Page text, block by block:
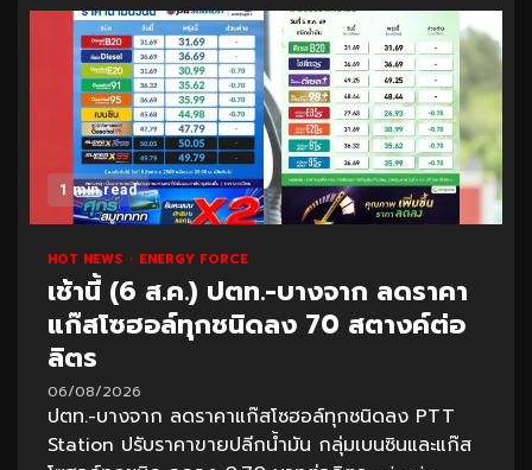
1 min read
HOT NEWS ENERGY FORCE
เช้านี้ (6 ส.ค.) ปตท.-บางจาก ลดราคา
แก๊สโซฮอล์ทุกชนิดลง 70 สตางค์ต่อ
ลิตร
06/08/2026
ปตท.-บางจาก ลดราคาแก๊สโซฮอล์ทุกชนิดลง PTT
Station ปรับราคาขายปลีกน้ำมัน กลุ่มเบนซินและแก๊ส